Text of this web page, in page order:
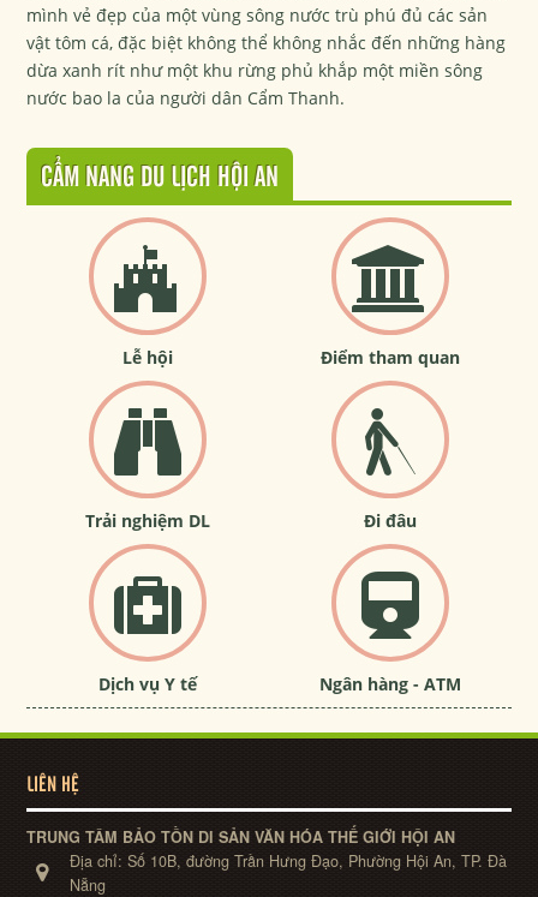
mình vẻ đẹp của một vùng sông nước trù phú đủ các sản
vật tôm cá, đặc biệt không thể không nhắc đến những hàng
dừa xanh rít như một khu rừng phủ khắp một miền sông
nước bao la của người dân Cẩm Thanh.
CẨM NANG DU LỊCH HỘI AN
Lễ hội Điểm tham quan
Trải nghiệm DL Đi đâu
Dịch vụ Y tế Ngân hàng - ATM
LIÊN HỆ
TRUNG TÂM BẢO TỒN DI SẢN VĂN HÓA THẾ GIỚI HỘI AN
Địa chỉ:Số 10B, đường Trần Hưng Đạo, Phường Hội An, TP. Đà
Nẵng